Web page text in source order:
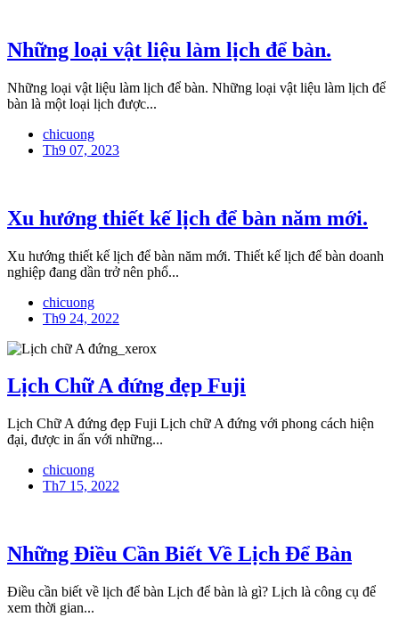
Những loại vật liệu làm lịch để bàn.
Những loại vật liệu làm lịch để bàn. Những loại vật liệu làm lịch để
bàn là một loại lịch được...
chicuong
Th9 07, 2023
Xu hướng thiết kế lịch để bàn năm mới.
Xu hướng thiết kế lịch để bàn năm mới. Thiết kế lịch để bàn doanh
nghiệp đang dần trở nên phổ...
chicuong
Th9 24, 2022
Lịch Chữ A đứng đẹp Fuji
Lịch Chữ A đứng đẹp Fuji Lịch chữ A đứng với phong cách hiện
đại, được in ấn với những...
chicuong
Th7 15, 2022
Những Điều Cần Biết Về Lịch Để Bàn
Điều cần biết về lịch để bàn Lịch để bàn là gì? Lịch là công cụ để
xem thời gian...